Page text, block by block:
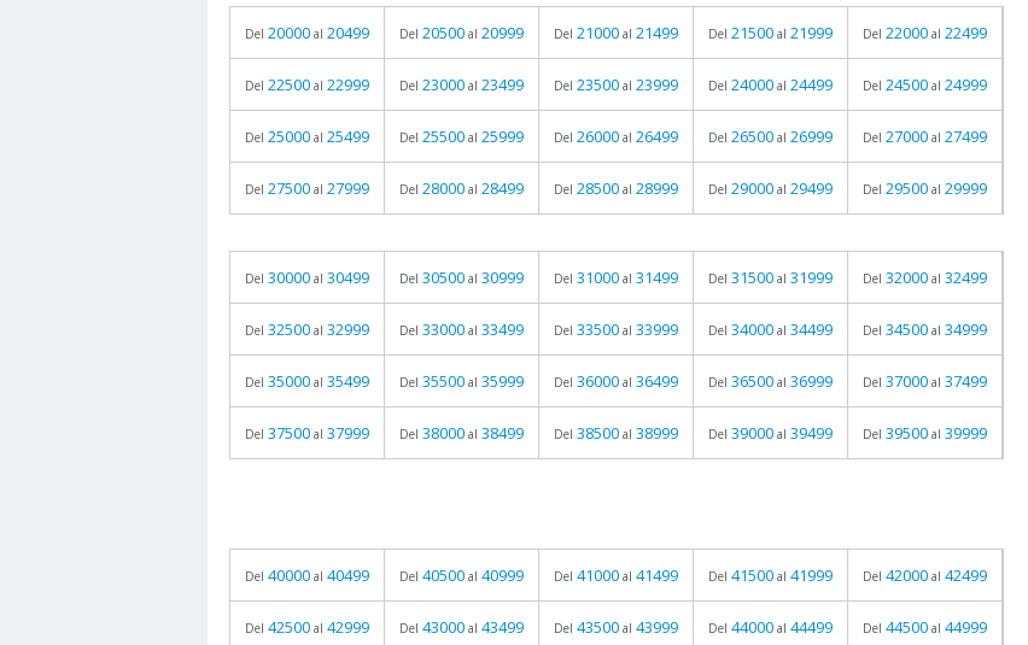
Del 20000 al 20499 Del 20500 al 20999 Del 21000 al 21499 Del 21500 al 21999 Del 22000 al 22499
Del 22500 al 22999 Del 23000 al 23499 Del 23500 al 23999 Del 24000 al 24499 Del 24500 al 24999
Del 25000 al 25499 Del 25500 al 25999 Del 26000 al 26499 Del 26500 al 26999 Del 27000 al 27499
Del 27500 al 27999 Del 28000 al 28499 Del 28500 al 28999 Del 29000 al 29499 Del 29500 al 29999
Del 30000 al 30499 Del 30500 al 30999 Del 31000 al 31499 Del 31500 al 31999 Del 32000 al 32499
Del 32500 al 32999 Del 33000 al 33499 Del 33500 al 33999 Del 34000 al 34499 Del 34500 al 34999
Del 35000 al 35499 Del 35500 al 35999 Del 36000 al 36499 Del 36500 al 36999 Del 37000 al 37499
Del 37500 al 37999 Del 38000 al 38499 Del 38500 al 38999 Del 39000 al 39499 Del 39500 al 39999
Del 40000 al 40499 Del 40500 al 40999 Del 41000 al 41499 Del 41500 al 41999 Del 42000 al 42499
Del 42500 al 42999 Del 43000 al 43499 Del 43500 al 43999 Del 44000 al 44499 Del 44500 al 44999